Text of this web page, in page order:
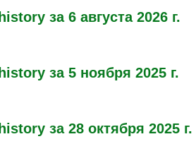
за 6 августа 2026 г.
за 5 ноября 2025 г.
за 28 октября 2025 г.